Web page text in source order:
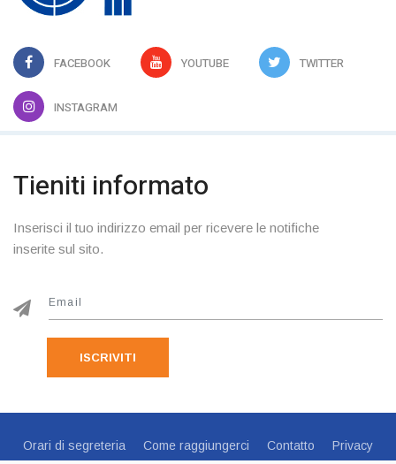
FACEBOOK YOUTUBE TWITTER
INSTAGRAM
Tieniti informato
Inserisci il tuo indirizzo email per ricevere le notifiche
inserite sul sito.
ISCRIVITI
Orari di segreteria Come raggiungerci Contatto
Privacy